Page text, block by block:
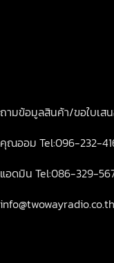
ถามข้อมูลสินค้า/ขอใบเส
คุณออม Tel:096-232-
แอดมิน Tel:086-329-
info@twowayradio.co.th